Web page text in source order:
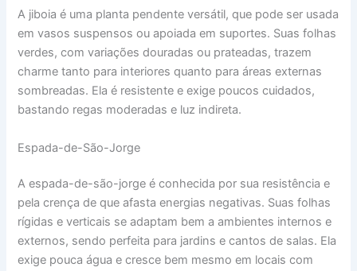
A jiboia é uma planta pendente versátil, que pode ser usada
em vasos suspensos ou apoiada em suportes. Suas folhas
verdes, com variações douradas ou prateadas, trazem
charme tanto para interiores quanto para áreas externas
sombreadas. Ela é resistente e exige poucos cuidados,
bastando regas moderadas e luz indireta.
Espada-de-São-Jorge
A espada-de-são-jorge é conhecida por sua resistência e
pela crença de que afasta energias negativas. Suas folhas
rígidas e verticais se adaptam bem a ambientes internos e
externos, sendo perfeita para jardins e cantos de salas. Ela
exige pouca água e cresce bem mesmo em locais com